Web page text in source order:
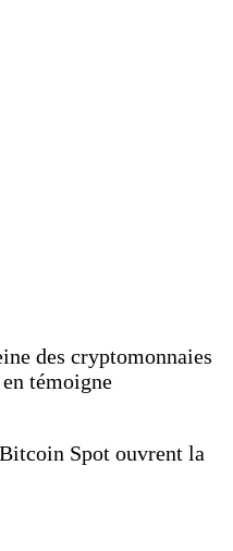
des cryptomonnaies
témoigne
Spot ouvrent la